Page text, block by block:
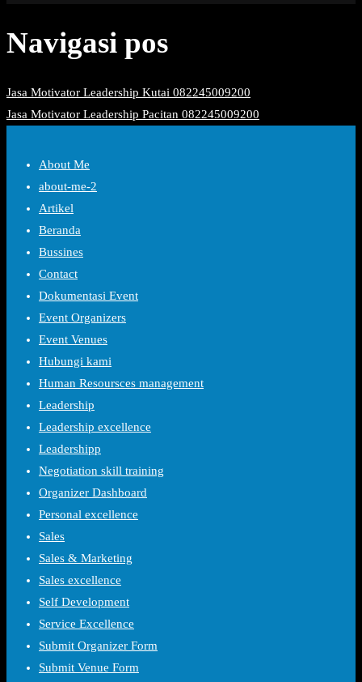
Navigasi pos
Jasa Motivator Leadership Kutai 082245009200
Jasa Motivator Leadership Pacitan 082245009200
About Me
about-me-2
Artikel
Beranda
Bussines
Contact
Dokumentasi Event
Event Organizers
Event Venues
Hubungi kami
Human Resoursces management
Leadership
Leadership excellence
Leadershipp
Negotiation skill training
Organizer Dashboard
Personal excellence
Sales
Sales & Marketing
Sales excellence
Self Development
Service Excellence
Submit Organizer Form
Submit Venue Form